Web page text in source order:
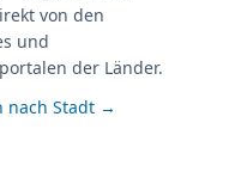
von den
und
der Länder.
nach Stadt →